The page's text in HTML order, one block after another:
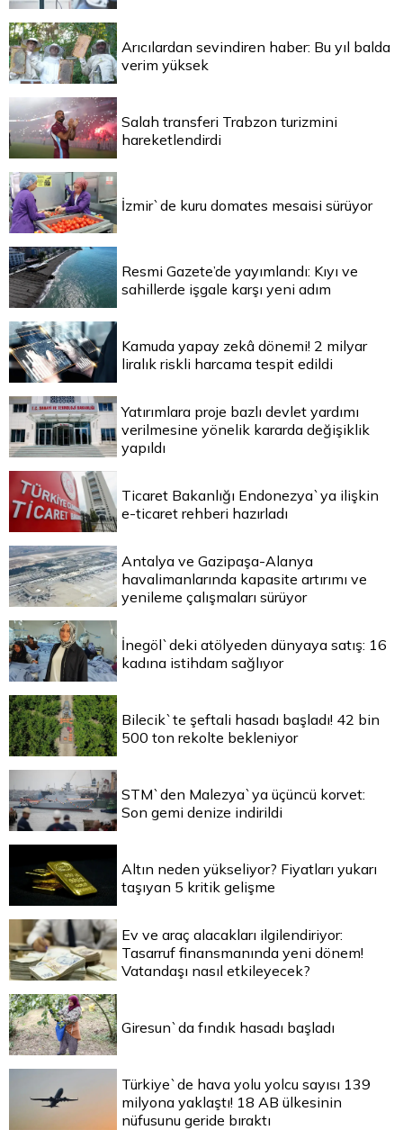
Arıcılardan sevindiren haber: Bu yıl balda
verim yüksek
Salah transferi Trabzon turizmini
hareketlendirdi
İzmir`de kuru domates mesaisi sürüyor
Resmi Gazete’de yayımlandı: Kıyı ve
sahillerde işgale karşı yeni adım
Kamuda yapay zekâ dönemi! 2 milyar
liralık riskli harcama tespit edildi
Yatırımlara proje bazlı devlet yardımı
verilmesine yönelik kararda değişiklik
yapıldı
Ticaret Bakanlığı Endonezya`ya ilişkin
e-ticaret rehberi hazırladı
Antalya ve Gazipaşa-Alanya
havalimanlarında kapasite artırımı ve
yenileme çalışmaları sürüyor
İnegöl`deki atölyeden dünyaya satış: 16
kadına istihdam sağlıyor
Bilecik`te şeftali hasadı başladı! 42 bin
500 ton rekolte bekleniyor
STM`den Malezya`ya üçüncü korvet:
Son gemi denize indirildi
Altın neden yükseliyor? Fiyatları yukarı
taşıyan 5 kritik gelişme
Ev ve araç alacakları ilgilendiriyor:
Tasarruf finansmanında yeni dönem!
Vatandaşı nasıl etkileyecek?
Giresun`da fındık hasadı başladı
Türkiye`de hava yolu yolcu sayısı 139
milyona yaklaştı! 18 AB ülkesinin
nüfusunu geride bıraktı